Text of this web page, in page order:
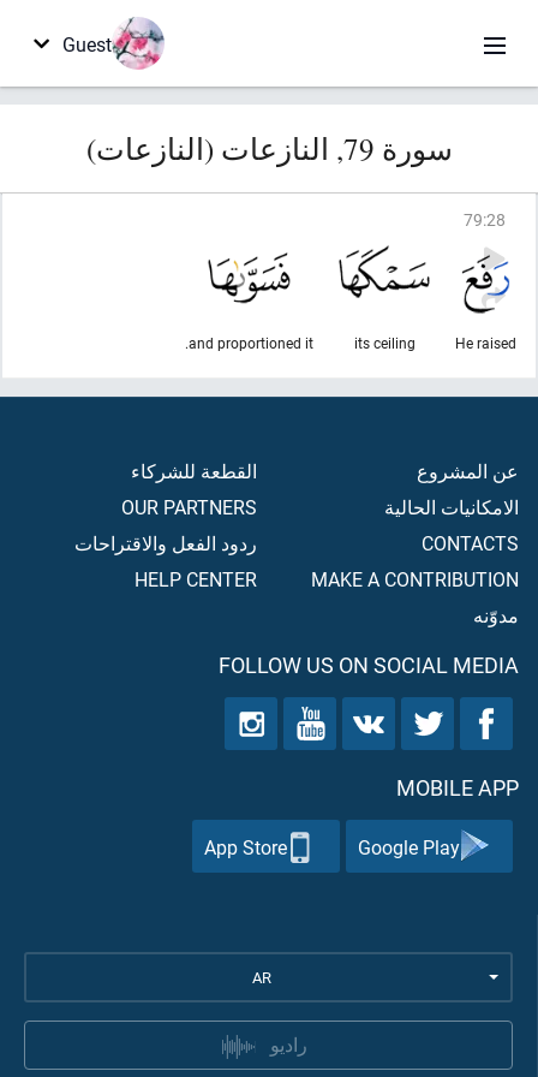
Guest
سورة 79, النازعات (النازعات)
79:28
He raised
its ceiling
and proportioned it.
عن المشروع
الامكانيات الحالية
CONTACTS
MAKE A CONTRIBUTION
مدوّنه
القطعة للشركاء
OUR PARTNERS
ردود الفعل والاقتراحات
HELP CENTER
FOLLOW US ON SOCIAL MEDIA
MOBILE APP
Google Play
App Store
AR
راديو